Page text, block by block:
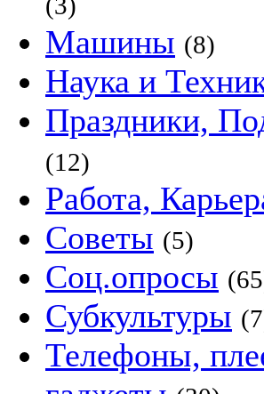
Машины (8)
Наука и
Праздники,
(12)
Работа,
Советы (5)
Соц.опросы
Субкультуры
Телефоны,